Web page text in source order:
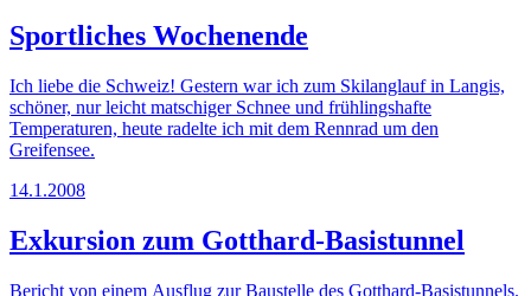
Sportliches Wochenende
Ich liebe die Schweiz! Gestern war ich zum Skilanglauf in Langis,
schöner, nur leicht matschiger Schnee und frühlingshafte
Temperaturen, heute radelte ich mit dem Rennrad um den
Greifensee.
14.1.2008
Exkursion zum Gotthard-Basistunnel
Bericht von einem Ausflug zur Baustelle des Gotthard-Basistunnels.